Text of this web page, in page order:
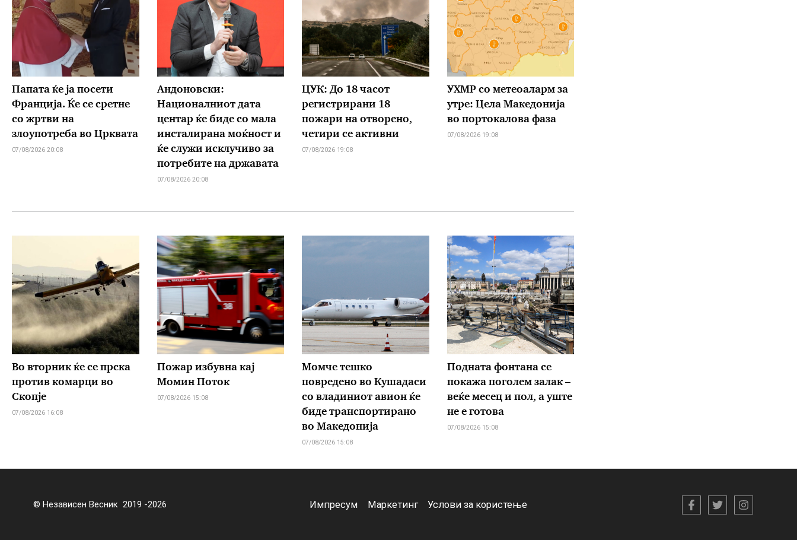
Папата ќе ја посети
Франција. Ќе се сретне
со жртви на
злоупотреба во Црквата
07/08/2026 20:08
Андоновски:
Националниот дата
центар ќе биде со мала
инсталирана моќност и
ќе служи исклучиво за
потребите на државата
07/08/2026 20:08
ЦУК: До 18 часот
регистрирани 18
пожари на отворено,
четири се активни
07/08/2026 19:08
УХМР со метеоаларм за
утре: Цела Македонија
во портокалова фаза
07/08/2026 19:08
Во вторник ќе се прска
против комарци во
Скопје
07/08/2026 16:08
Пожар избувна кај
Момин Поток
07/08/2026 15:08
Момче тешко
повредено во Кушадаси
со владиниот авион ќе
биде транспортирано
во Македонија
07/08/2026 15:08
Подната фонтана се
покажа поголем залак –
веќе месец и пол, а уште
не е готова
07/08/2026 15:08
© Независен Весник 2019 -2026 Импресум Маркетинг Услови за користење